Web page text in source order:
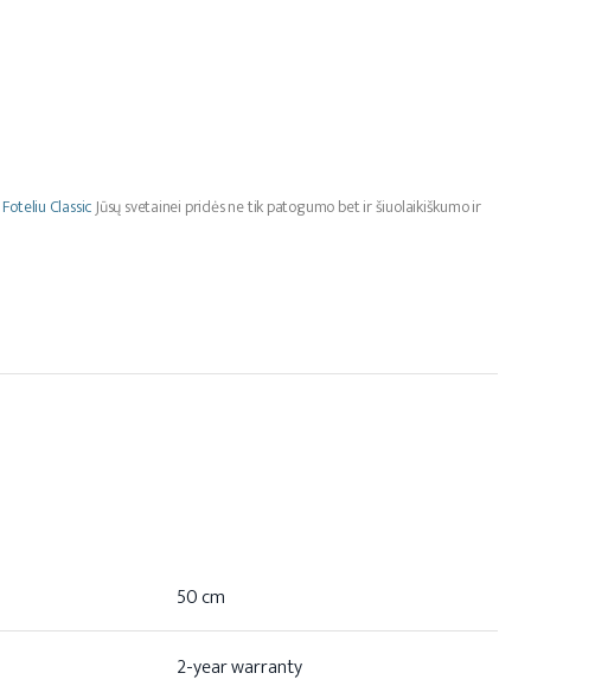
Foteliu ClassicJūsų svetainei pridės ne tik patogumo bet ir šiuolaikiškumo ir
50 cm
2-year warranty